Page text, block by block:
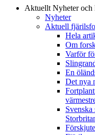
Aktuellt Nyheter och
Nyheter
Aktuell
Hela
Om
Varför
En
Det nya